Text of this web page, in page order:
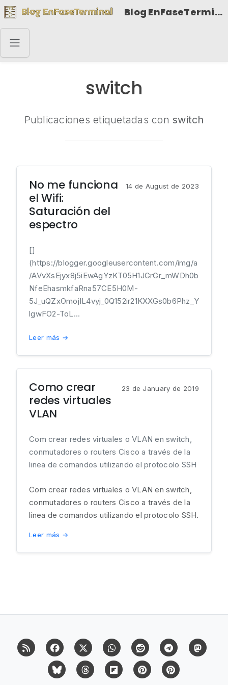
Blog EnFaseTerminal
switch
Publicaciones etiquetadas con switch
No me funciona
el Wifi:
Saturación del
espectro
14 de August de 2023
[]
(https://blogger.googleusercontent.com/img/a
/AVvXsEjyx8j5iEwAgYzKT05H1JGrGr_mWDh0b
NfeEhasmkfaRna57CE5H0M-
5J_uQZxOmojIL4vyj_0Q152ir21KXXGs0b6Phz_Y
lgwFO2-ToL...
Leer más →
Como crear
redes virtuales
VLAN
23 de January de 2019
Com crear redes virtuales o VLAN en switch,
conmutadores o routers Cisco a través de la
linea de comandos utilizando el protocolo SSH
Com crear redes virtuales o VLAN en switch,
conmutadores o routers Cisco a través de la
linea de comandos utilizando el protocolo SSH.
Leer más →
RSS FacebookX (Twitter)Whatsapp Reddit Telegram
Bluesky Threads Flipboard Pinterest